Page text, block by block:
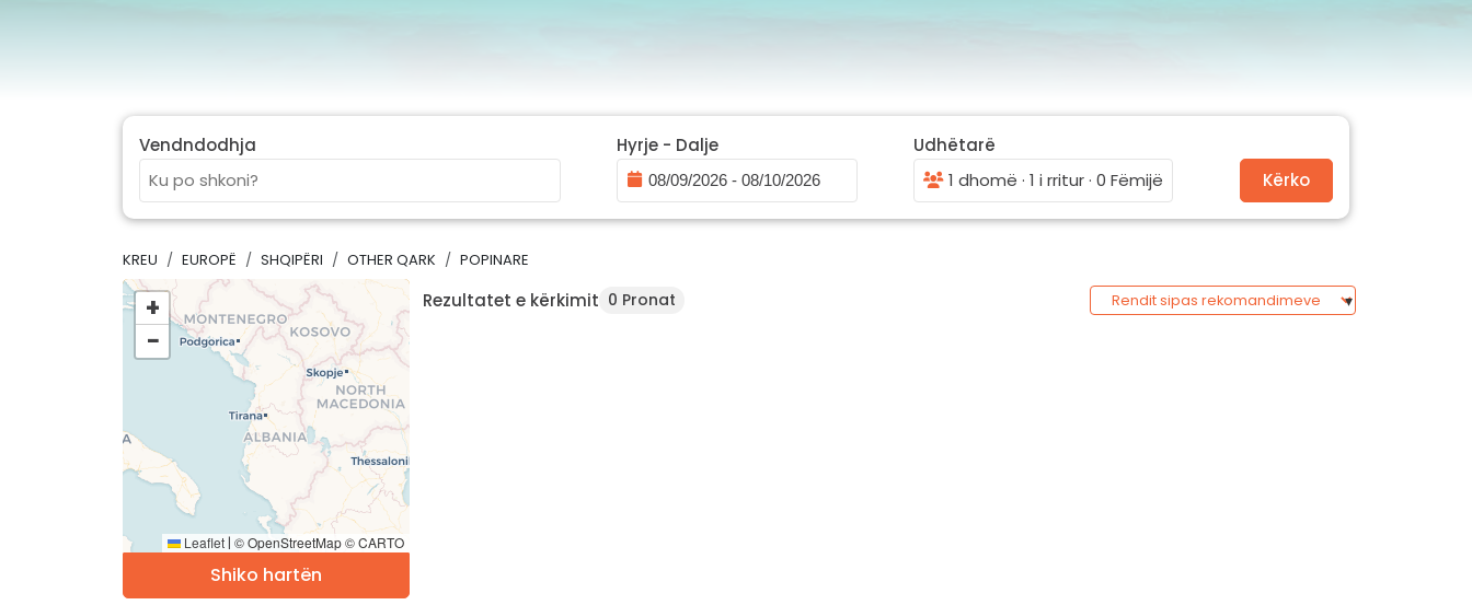
Vendndodhja Hyrje - Dalje
Udhëtarë
1 dhomë · 1 i rritur · 0 Fëmijë
Kërko
KREU EUROPË SHQIPËRI OTHER QARK POPINARE
+
−
Leaflet | © OpenStreetMap © CARTO
Shiko hartën
Rezultatet e kërkimit 0 Pronat